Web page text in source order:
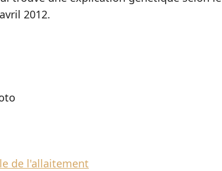
2012.
de l'allaitement